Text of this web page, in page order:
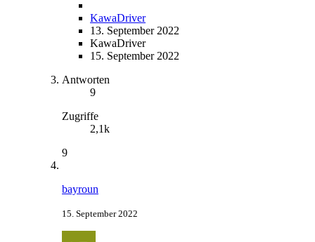
KawaDriver
13. September 2022
KawaDriver
15. September 2022
Antworten
9
Zugriffe
2,1k
9
bayroun
15. September 2022